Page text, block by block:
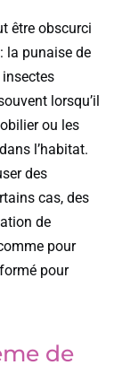
être obscurci
la punaise de
insectes
lorsqu’il
ou les
l’habitat.
des
cas, des
de
pour
pour
de